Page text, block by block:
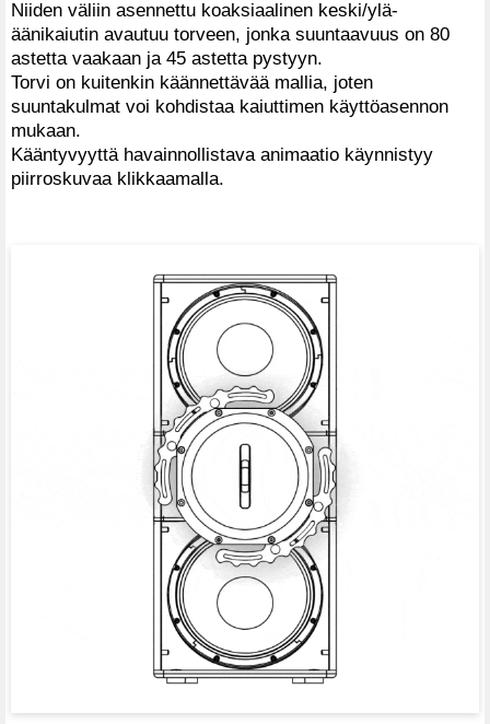
Niiden väliin asennettu koaksiaalinen keski/ylä-
äänikaiutin avautuu torveen, jonka suuntaavuus on 80
astetta vaakaan ja 45 astetta pystyyn.
Torvi on kuitenkin käännettävää mallia, joten
suuntakulmat voi kohdistaa kaiuttimen käyttöasennon
mukaan.
Kääntyvyyttä havainnollistava animaatio käynnistyy
piirroskuvaa klikkaamalla.